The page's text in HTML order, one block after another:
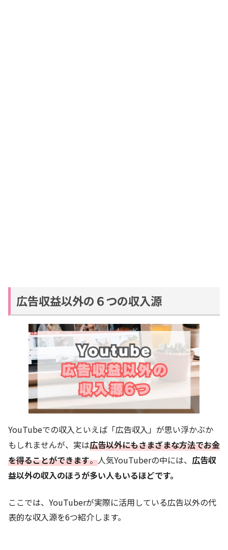
広告収益以外の６つの収入源
YouTubeでの収入といえば「広告収入」が思い浮かぶか
もしれませんが、実は広告以外にもさまざまな方法でお金
を得ることができます。人気YouTuberの中には、 広告収
益以外の収入のほうが多い人もいるほどです。
ここでは、YouTuberが実際に活用している広告以外の代
表的な収入源を6つ紹介します。